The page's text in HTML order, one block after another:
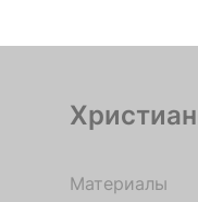
Материалы